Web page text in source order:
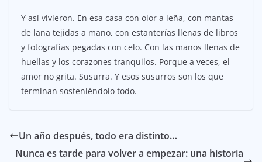
Y así vivieron. En esa casa con olor a leña, con mantas
de lana tejidas a mano, con estanterías llenas de libros
y fotografías pegadas con celo. Con las manos llenas de
huellas y los corazones tranquilos. Porque a veces, el
amor no grita. Susurra. Y esos susurros son los que
terminan sosteniéndolo todo.
Un año después, todo era distinto…
Nunca es tarde para volver a empezar: una historia